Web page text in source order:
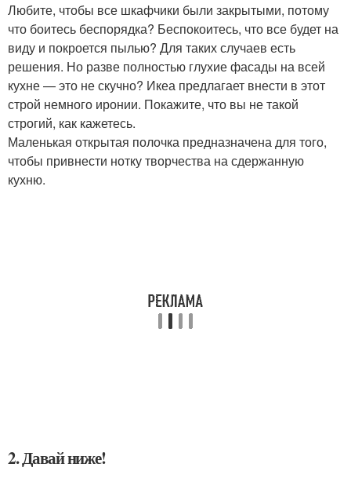
Любите, чтобы все шкафчики были закрытыми, потому
что боитесь беспорядка? Беспокоитесь, что все будет на
виду и покроется пылью? Для таких случаев есть
решения. Но разве полностью глухие фасады на всей
кухне — это не скучно? Икеа предлагает внести в этот
строй немного иронии. Покажите, что вы не такой
строгий, как кажетесь.
Маленькая открытая полочка предназначена для того,
чтобы привнести нотку творчества на сдержанную
кухню.
2. Давай ниже!